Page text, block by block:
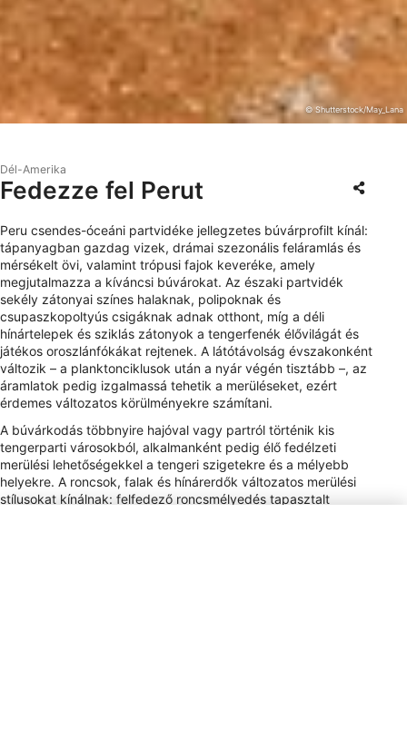
© Shutterstock/May_Lana
Dél-Amerika
Fedezze fel Perut
Peru csendes-óceáni partvidéke jellegzetes búvárprofilt kínál:
tápanyagban gazdag vizek, drámai szezonális feláramlás és
mérsékelt övi, valamint trópusi fajok keveréke, amely
megjutalmazza a kíváncsi búvárokat. Az északi partvidék
sekély zátonyai színes halaknak, polipoknak és
csupaszkopoltyús csigáknak adnak otthont, míg a déli
hínártelepek és sziklás zátonyok a tengerfenék élővilágát és
játékos oroszlánfókákat rejtenek. A látótávolság évszakonként
változik – a planktonciklusok után a nyár végén tisztább –, az
áramlatok pedig izgalmassá tehetik a merüléseket, ezért
érdemes változatos körülményekre számítani.
A búvárkodás többnyire hajóval vagy partról történik kis
tengerparti városokból, alkalmanként pedig élő fedélzeti
merülési lehetőségekkel a tengeri szigetekre és a mélyebb
helyekre. A roncsok, falak és hínárerdők változatos merülési
stílusokat kínálnak: felfedező roncsmélyedés tapasztalt